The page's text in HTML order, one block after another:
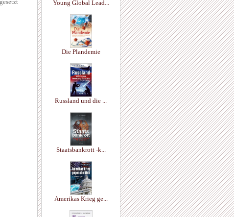
Young Global Lead...
Die Plandemie
Russland und die ...
Staatsbankrott -k...
Amerikas Krieg ge...